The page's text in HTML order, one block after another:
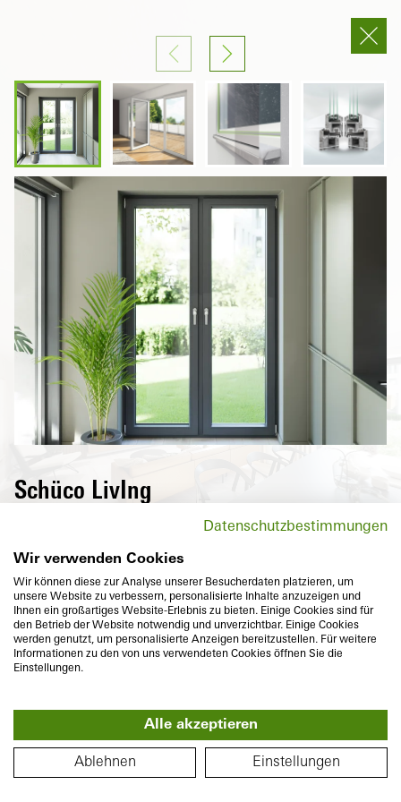
GRUNDRISS
Schüco LivIng
Hochwärmedämmende Fenster der Schüco
Energiekosten, sondern überzeugen auch
mit maximalem Komfort und vielfältigen
Designvarianten.
82mm
Wärmedämmung
Uf bis 0,96W/(m²K)
Datenschutzbestimmungen
Wir verwenden Cookies
Wir können diese zur Analyse unserer Besucherdaten platzieren, um
unsere Website zu verbessern, personalisierte Inhalte anzuzeigen und
Ihnen ein großartiges Website-Erlebnis zu bieten. Einige Cookies sind für
den Betrieb der Website notwendig und unverzichtbar. Einige Cookies
werden genutzt, um personalisierte Anzeigen bereitzustellen. Für weitere
Informationen zu den von uns verwendeten Cookies öffnen Sie die
Einstellungen.
Alle akzeptieren
Ablehnen Einstellungen